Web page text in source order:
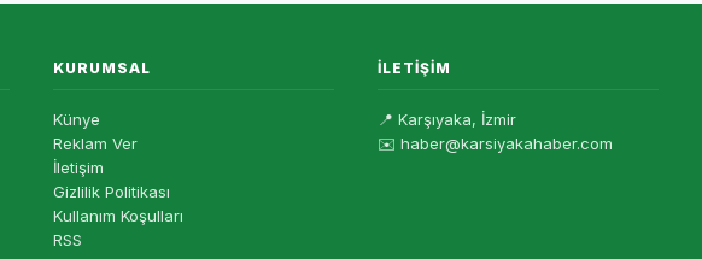
KURUMSAL
Künye
Reklam Ver
İletişim
Gizlilik Politikası
Kullanım Koşulları
RSS
İLETIŞIM
📍 Karşıyaka, İzmir
✉️ haber@karsiyakahaber.com